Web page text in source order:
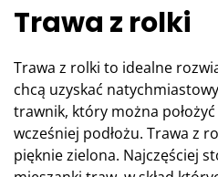
Trawa z rolki
Trawa z rolki to idealne
chcą uzyskać
trawnik, który można
wcześniej podłożu. Trawa z
pięknie zielona. Najczęściej